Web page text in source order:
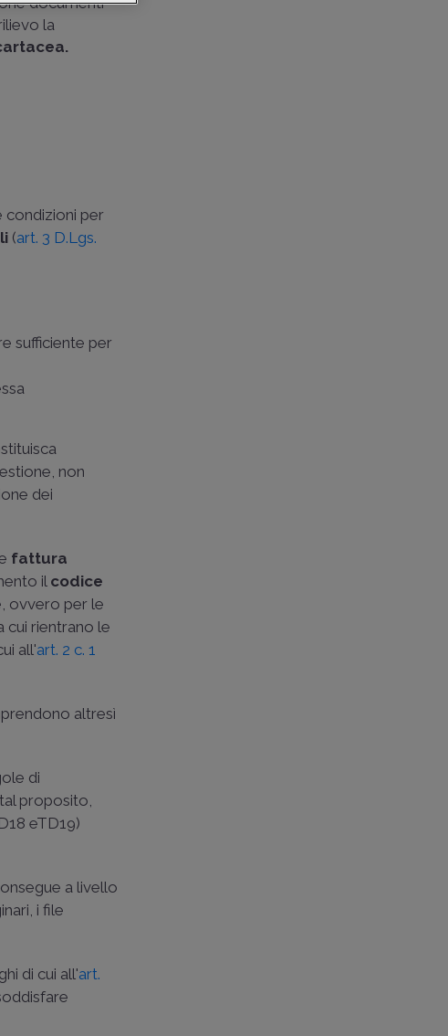
la
condizioni per
(art. 3 D.Lgs.
sufficiente per
non
dei
fattura
il codice
ovvero per le
cui rientrano le
all'art. 2 c. 1
altresì
di
tal proposito,
eTD19)
a livello
i file
di cui all'art.